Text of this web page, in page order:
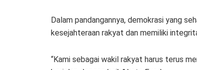
Dalam pandangannya, demokrasi yang
kesejahteraan rakyat dan memiliki
“Kami sebagai wakil rakyat harus terus